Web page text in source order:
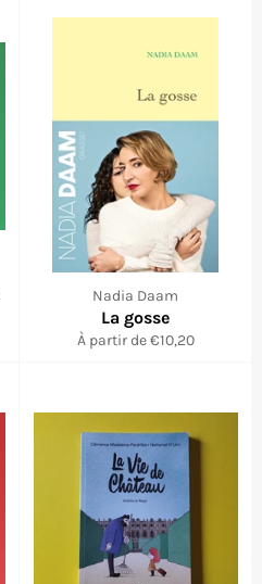
Nadia Daam
La gosse
À partir de €10,20